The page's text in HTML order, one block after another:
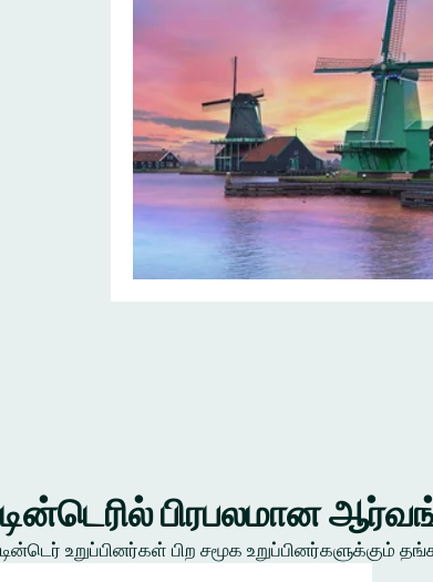
டின்டெரில் பிரபலமான
டின்டெர் உறுப்பினர்கள் பிற சமூக